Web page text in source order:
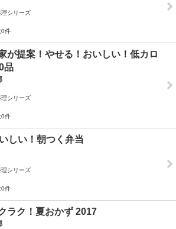
理シリーズ
0件
が提案！やせる！おいしい！低カロ
品
理シリーズ
0件
しい！朝つく弁当
理シリーズ
0件
ラク！夏おかず 2017